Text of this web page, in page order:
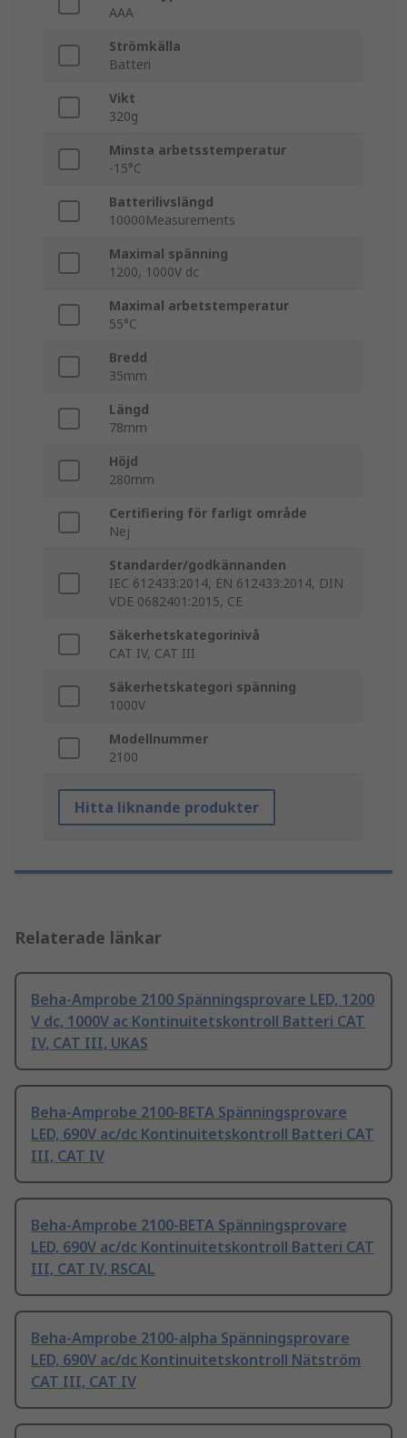
AAA
Strömkälla
Batteri
Vikt
320g
Minsta arbetsstemperatur
-15°C
Batterilivslängd
10000Measurements
Maximal spänning
1200, 1000V dc
Maximal arbetstemperatur
55°C
Bredd
35mm
Längd
78mm
Höjd
280mm
Certifiering för farligt område
Nej
Standarder/godkännanden
IEC 612433:2014, EN 612433:2014, DIN
VDE 0682401:2015, CE
Säkerhetskategorinivå
CAT IV, CAT III
Säkerhetskategori spänning
1000V
Modellnummer
2100
Hitta liknande produkter
Relaterade länkar
Beha-Amprobe 2100 Spänningsprovare LED, 1200
V dc, 1000V ac Kontinuitetskontroll Batteri CAT
IV, CAT III, UKAS
Beha-Amprobe 2100-BETA Spänningsprovare
LED, 690V ac/dc Kontinuitetskontroll Batteri CAT
III, CAT IV
Beha-Amprobe 2100-BETA Spänningsprovare
LED, 690V ac/dc Kontinuitetskontroll Batteri CAT
III, CAT IV, RSCAL
Beha-Amprobe 2100-alpha Spänningsprovare
LED, 690V ac/dc Kontinuitetskontroll Nätström
CAT III, CAT IV